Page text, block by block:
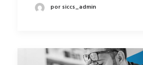
por siccs_admin